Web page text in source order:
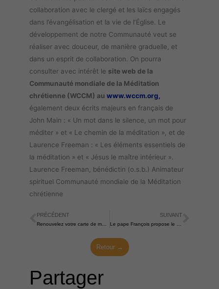
collaboration avec le clergé et les laïcs engagés
dans l’évangélisation et la vie de l’Église. Le
développement de notre Communauté veut se
réaliser avec douceur, de manière graduelle, et
dans un esprit de collaboration. On pourra
consulter avec intérêt le site web de la
Communauté mondiale de la Méditation
chrétienne (WCCM) au www.wccm.org,
également deux écrits majeurs en français de
John Main : « Un mot dans le silence, un mot pour
méditer » et « Le chemin de la méditation », et de
Laurence Freeman : « Les éléments essentiels de
la méditation » et « Jésus le maître intérieur ».
Laurence Freeman, bénédictin (o.s.b.) Animateur
spirituel Communauté mondiale de la Méditation
chrétienne
Précédent
PRÉCÉDENT SUIVANT
Retour →
Partager